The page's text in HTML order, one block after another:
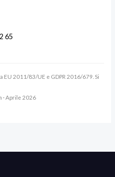
65
EU 2011/83/UE e GDPR 2016/679. Si
· Aprile 2026